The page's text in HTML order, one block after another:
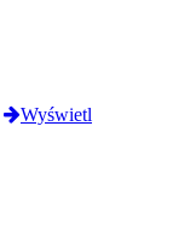
Wyświetl